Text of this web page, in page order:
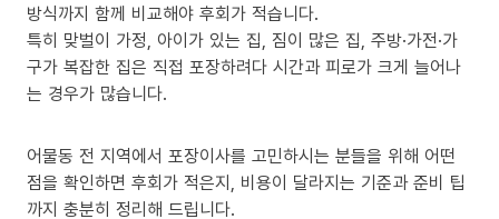
방식까지 함께 비교해야 후회가 적습니다.
특히 맞벌이 가정, 아이가 있는 집, 짐이 많은 집, 주방·가전·가
구가 복잡한 집은 직접 포장하려다 시간과 피로가 크게 늘어나
는 경우가 많습니다.
어물동 전 지역에서 포장이사를 고민하시는 분들을 위해 어떤
점을 확인하면 후회가 적은지, 비용이 달라지는 기준과 준비 팁
까지 충분히 정리해 드립니다.